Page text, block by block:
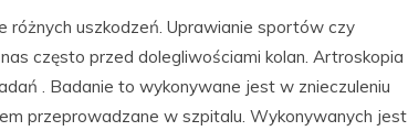
różnych uszkodzeń. Uprawianie sportów czy
często przed dolegliwościami kolan. Artroskopia
. Badanie to wykonywane jest w znieczuleniu
przeprowadzane w szpitalu. Wykonywanych jest